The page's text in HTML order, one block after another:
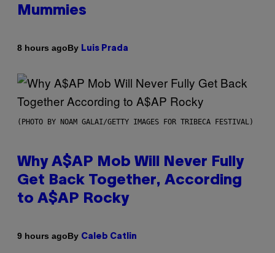
Mummies
8 hours agoBy Luis Prada
(PHOTO BY NOAM GALAI/GETTY IMAGES FOR TRIBECA FESTIVAL)
Why A$AP Mob Will Never Fully
Get Back Together, According
to A$AP Rocky
9 hours agoBy Caleb Catlin